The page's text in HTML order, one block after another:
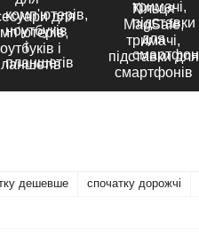
для
і
Кільця
MagSafe,
тримачі,
підставки для
смартфонів
дешевше спочатку дорожчі